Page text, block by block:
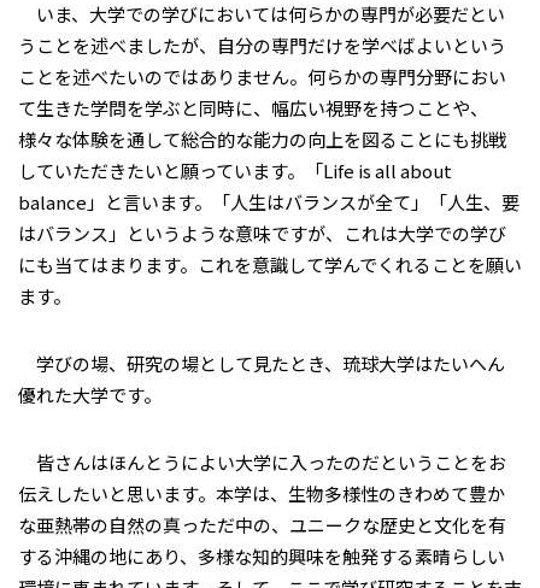
いま、大学での学びにおいては何らかの専門が必要だとい
うことを述べましたが、自分の専門だけを学べばよいという
ことを述べたいのではありません。何らかの専門分野におい
て生きた学問を学ぶと同時に、幅広い視野を持つことや、
様々な体験を通して総合的な能力の向上を図ることにも挑戦
していただきたいと願っています。「Life is all about
balance」と言います。「人生はバランスが全て」「人生、要
はバランス」というような意味ですが、これは大学での学び
にも当てはまります。これを意識して学んでくれることを願い
ます。
学びの場、研究の場として見たとき、琉球大学はたいへん
優れた大学です。
皆さんはほんとうによい大学に入ったのだということをお
伝えしたいと思います。本学は、生物多様性のきわめて豊か
な亜熱帯の自然の真っただ中の、ユニークな歴史と文化を有
する沖縄の地にあり、多様な知的興味を触発する素晴らしい